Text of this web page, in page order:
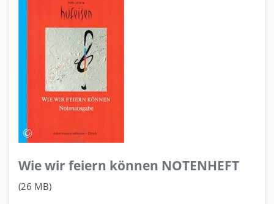
Wie wir feiern können NOTENHEFT
(26 MB)